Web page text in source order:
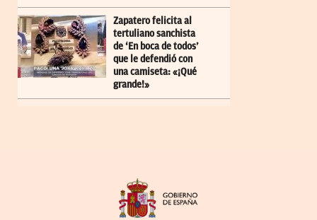
Zapatero felicita al
tertuliano sanchista
de ‘En boca de todos’
que le defendió con
una camiseta: «¡Qué
grande!»